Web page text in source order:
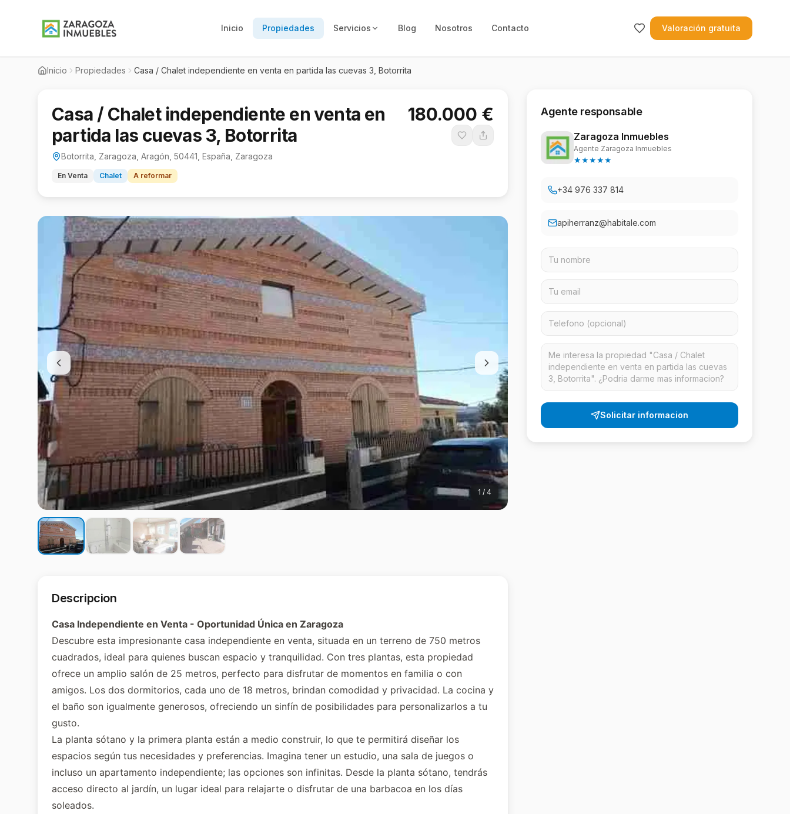
Inicio Propiedades Servicios Blog Nosotros Contacto Valoración gratuita
Inicio Propiedades Casa / Chalet independiente en venta en partida las cuevas 3, Botorrita
Casa / Chalet independiente en venta en
partida las cuevas 3, Botorrita
Botorrita, Zaragoza, Aragón, 50441, España, Zaragoza
En Venta Chalet A reformar
180.000 €
1 / 4
Descripcion
Casa Independiente en Venta - Oportunidad Única en Zaragoza
Descubre esta impresionante casa independiente en venta, situada en un terreno de 750 metros
cuadrados, ideal para quienes buscan espacio y tranquilidad. Con tres plantas, esta propiedad
ofrece un amplio salón de 25 metros, perfecto para disfrutar de momentos en familia o con
amigos. Los dos dormitorios, cada uno de 18 metros, brindan comodidad y privacidad. La cocina y
el baño son igualmente generosos, ofreciendo un sinfín de posibilidades para personalizarlos a tu
gusto.
La planta sótano y la primera planta están a medio construir, lo que te permitirá diseñar los
espacios según tus necesidades y preferencias. Imagina tener un estudio, una sala de juegos o
incluso un apartamento independiente; las opciones son infinitas. Desde la planta sótano, tendrás
acceso directo al jardín, un lugar ideal para relajarte o disfrutar de una barbacoa en los días
soleados.
Agente responsable
Zaragoza Inmuebles
Agente Zaragoza Inmuebles
★ ★ ★ ★ ★
+34 976 337 814
apiherranz@habitale.com
Solicitar informacion